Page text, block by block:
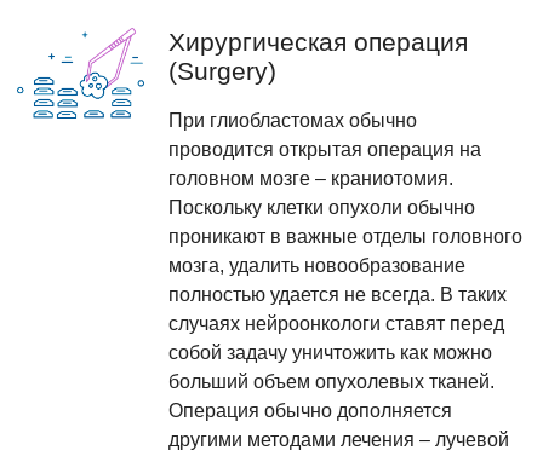
Хирургическая операция
(Surgery)
При глиобластомах обычно
проводится открытая операция на
головном мозге – краниотомия.
Поскольку клетки опухоли обычно
проникают в важные отделы головного
мозга, удалить новообразование
полностью удается не всегда. В таких
случаях нейроонкологи ставят перед
собой задачу уничтожить как можно
больший объем опухолевых тканей.
Операция обычно дополняется
другими методами лечения – лучевой